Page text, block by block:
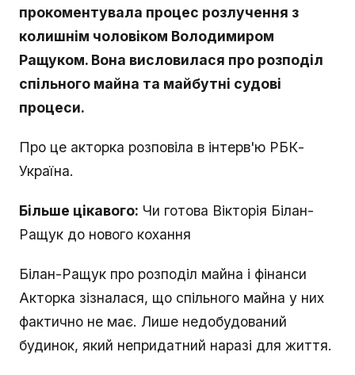
прокоментувала процес розлучення з
колишнім чоловіком Володимиром
Ращуком. Вона висловилася про розподіл
спільного майна та майбутні судові
процеси.
Про це акторка розповіла в інтерв'ю РБК-
Україна.
Більше цікавого: Чи готова Вікторія Білан-
Ращук до нового кохання
Білан-Ращук про розподіл майна і фінанси
Акторка зізналася, що спільного майна у них
фактично не має. Лише недобудований
будинок, який непридатний наразі для життя.